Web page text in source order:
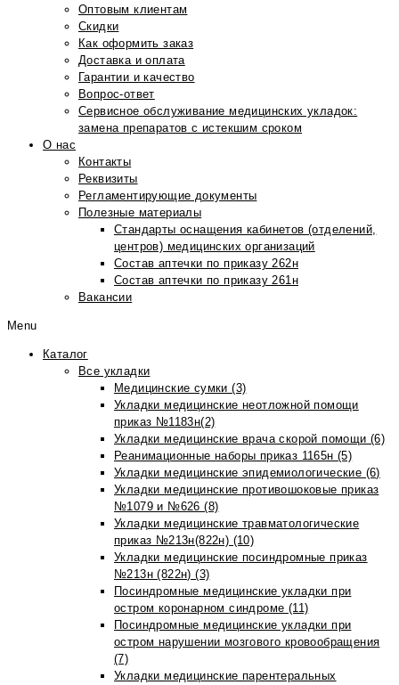
Оптовым клиентам
Скидки
Как оформить заказ
Доставка и оплата
Гарантии и качество
Вопрос-ответ
Сервисное обслуживание медицинских укладок:
замена препаратов с истекшим сроком
О нас
Контакты
Реквизиты
Регламентирующие документы
Полезные материалы
Стандарты оснащения кабинетов (отделений,
центров) медицинских организаций
Состав аптечки по приказу 262н
Состав аптечки по приказу 261н
Вакансии
Menu
Каталог
Все укладки
Медицинские сумки (3)
Укладки медицинские неотложной помощи
приказ №1183н(2)
Укладки медицинские врача скорой помощи (6)
Реанимационные наборы приказ 1165н (5)
Укладки медицинские эпидемиологические (6)
Укладки медицинские противошоковые приказ
№1079 и №626 (8)
Укладки медицинские травматологические
приказ №213н(822н) (10)
Укладки медицинские посиндромные приказ
№213н (822н) (3)
Посиндромные медицинские укладки при
остром коронарном синдроме (11)
Посиндромные медицинские укладки при
остром нарушении мозгового кровообращения
(7)
Укладки медицинские парентеральных